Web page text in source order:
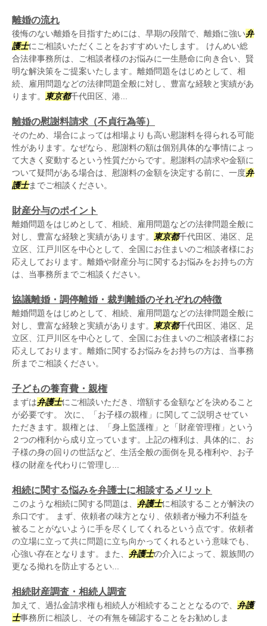
離婚の流れ
後悔のない離婚を目指すためには、早期の段階で、離婚に強い弁
護士にご相談いただくことをおすすめいたします。 けんめい総
合法律事務所は、ご相談者様のお悩みに一生懸命に向き合い、賢
明な解決策をご提案いたします。離婚問題をはじめとして、相
続、雇用問題などの法律問題全般に対し、豊富な経験と実績があ
ります。
東京都千代田区、港...
離婚の慰謝料請求（不貞行為等）
そのため、場合によっては相場よりも高い慰謝料を得られる可能
性があります。なぜなら、慰謝料の額は個別具体的な事情によっ
て大きく変動するという性質だからです。慰謝料の請求や金額に
ついて疑問がある場合は、慰謝料の金額を決定する前に、一度弁
護士までご相談ください。
財産分与のポイント
離婚問題をはじめとして、相続、雇用問題などの法律問題全般に
対し、豊富な経験と実績があります。
東京都千代田区、港区、足
立区、江戸川区を中心として、全国にお住まいのご相談者様にお
応えしております。離婚や財産分与に関するお悩みをお持ちの方
は、当事務所までご相談ください。
協議離婚・調停離婚・裁判離婚のそれぞれの特徴
離婚問題をはじめとして、相続、雇用問題などの法律問題全般に
対し、豊富な経験と実績があります。
東京都千代田区、港区、足
立区、江戸川区を中心として、全国にお住まいのご相談者様にお
応えしております。離婚に関するお悩みをお持ちの方は、当事務
所までご相談ください。
子どもの養育費・親権
まずは弁護士にご相談いただき、増額する金額などを決めること
が必要です。 次に、「お子様の親権」に関してご説明させてい
ただきます。親権とは、「身上監護権」と「財産管理権」という
２つの権利から成り立っています。上記の権利は、具体的に、お
子様の身の回りの世話など、生活全般の面倒を見る権利や、お子
様の財産を代わりに管理し...
相続に関する悩みを弁護士に相談するメリット
このような相続に関する問題は、 弁護士に相談することが解決の
糸口です。 まず、依頼者の味方となり、依頼者が極力不利益を
被ることがないように手を尽くしてくれるという点です。依頼者
の立場に立って共に問題に立ち向かってくれるという意味でも、
心強い存在となります。また、 弁護士の介入によって、親族間の
更なる拗れを防止するとい...
相続財産調査・相続人調査
加えて、過払金請求権も相続人が相続することとなるので、 弁護
士事務所に相談し、その有無を確認することをお勧めしま